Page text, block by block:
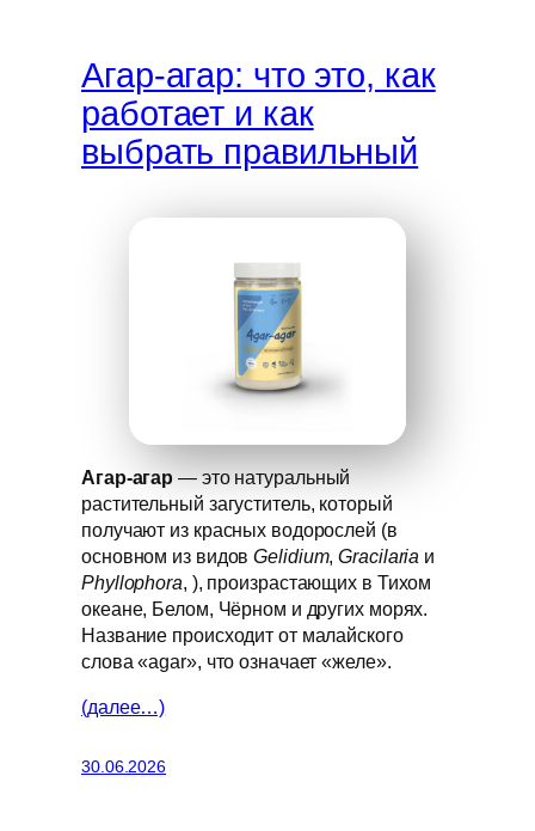
Агар-агар: что это, как
работает и как
выбрать правильный
Агар-агар — это натуральный
растительный загуститель, который
получают из красных водорослей (в
основном из видовGelidium,Gracilaria и
Phyllophora, ), произрастающих в Тихом
океане, Белом, Чёрном и других морях.
Название происходит от малайского
слова «agar», что означает «желе».
(далее…)
30.06.2026